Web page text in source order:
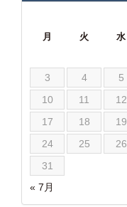
月 火 水
« 7月
3
4 5
10
11 12
17
18 19
24
25 26
31